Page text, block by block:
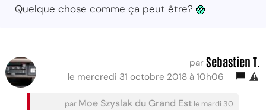
Quelque chose comme ça peut être?
par Sebastien T.
le mercredi 31 octobre 2018 à 10h06
par Moe Szyslak du Grand Est le mardi 30